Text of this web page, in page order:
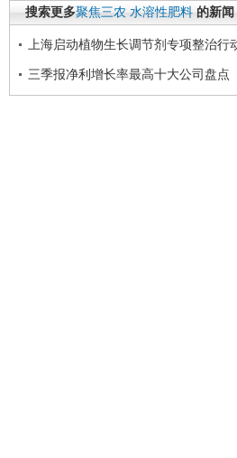
搜索更多聚焦三农 水溶性肥料 的新闻
上海启动植物生长调节剂专项整治行
三季报净利增长率最高十大公司盘点